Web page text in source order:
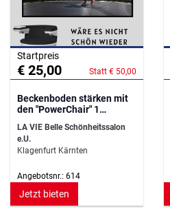
Startpreis
€ 25,00 Statt € 50,00
Beckenboden stärken mit
den "PowerChair" 1
LA VIE Belle Schönheitssalon
e.U.
Klagenfurt Kärnten
Angebotsnr.: 614
Jetzt bieten